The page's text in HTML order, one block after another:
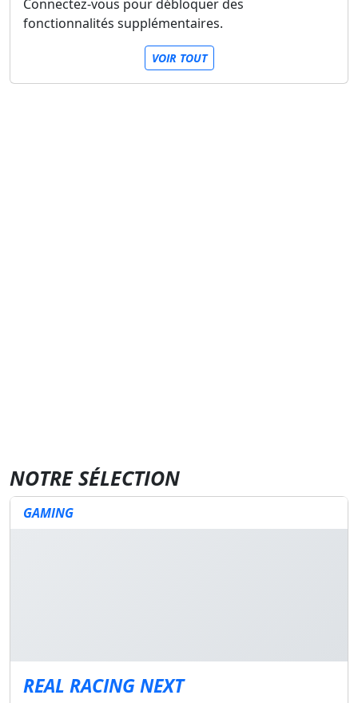
Connectez-vous pour débloquer des
fonctionnalités supplémentaires.
VOIR TOUT
NOTRE SÉLECTION
GAMING
REAL RACING NEXT